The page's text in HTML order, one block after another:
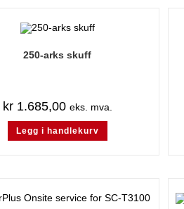
250-arks skuff
kr1.685,00 eks. mva.
Legg i handlekurv